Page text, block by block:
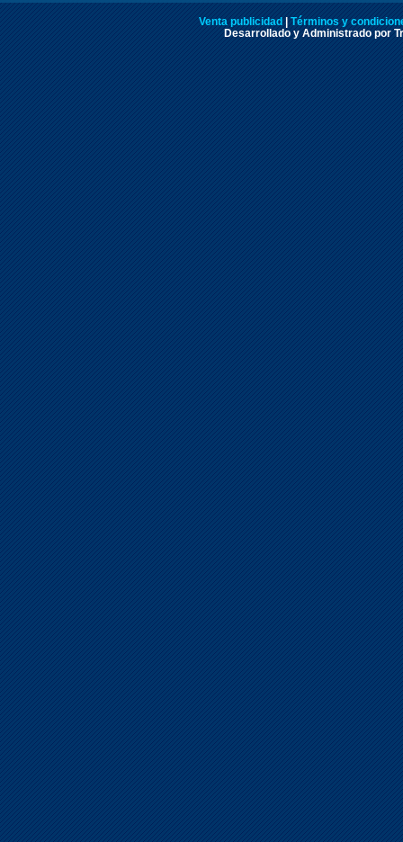
Venta publicidad | Términos y
Desarrollado y Administrado por